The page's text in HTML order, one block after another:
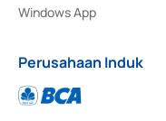
Windows App
Perusahaan Induk